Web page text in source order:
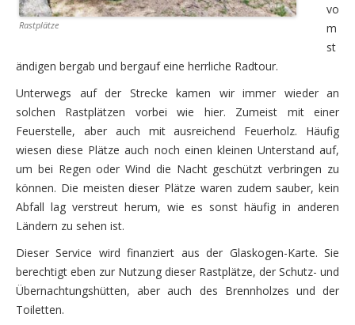
Montag, 27.07. – die ersten Kilometer auf
Donnerstag, 30.07. – entlang der Küste nach Tengs
Freitag, 31.07. – Eintauchen in die Bergwelt ohne
Samstag, 1.08. – erste Fährfahrt
Die zweite Woche – Südnorwegen
Montag, 3.08. – weiter nach Norden, vorbei am
Dienstag, 4.08. – Wanderung am Rande der
Rastplätze
vo
m
st
ändigen bergab und bergauf eine herrliche Radtour.
Unterwegs auf der Strecke kamen wir immer wieder an
solchen Rastplätzen vorbei wie hier. Zumeist mit einer
Feuerstelle, aber auch mit ausreichend Feuerholz. Häufig
wiesen diese Plätze auch noch einen kleinen Unterstand auf,
um bei Regen oder Wind die Nacht geschützt verbringen zu
können. Die meisten dieser Plätze waren zudem sauber, kein
Abfall lag verstreut herum, wie es sonst häufig in anderen
Ländern zu sehen ist.
Dieser Service wird finanziert aus der Glaskogen-Karte. Sie
berechtigt eben zur Nutzung dieser Rastplätze, der Schutz- und
Übernachtungshütten, aber auch des Brennholzes und der
Toiletten.